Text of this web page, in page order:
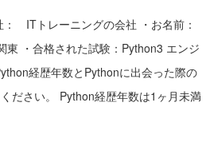
ITトレーニングの会社 ・お名前：
・合格された試験：Python3 エンジ
経歴年数とPythonに出会った際の
ださい。 Python経歴年数は1ヶ月未満